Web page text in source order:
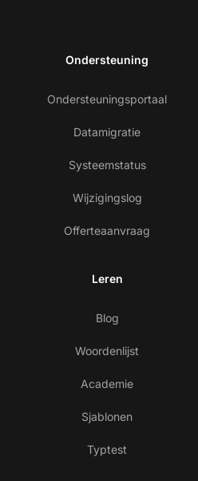
Ondersteuning
Ondersteuningsportaal
Datamigratie
Systeemstatus
Wijzigingslog
Offerteaanvraag
Leren
Blog
Woordenlijst
Academie
Sjablonen
Typtest